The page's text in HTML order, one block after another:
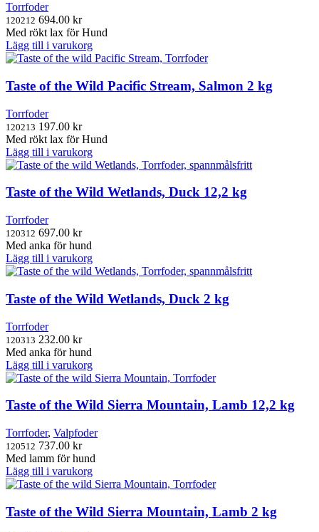
Torrfoder
120212 694.00 kr
Med rökt lax för Hund
Lägg till i varukorg
Taste of the Wild Pacific Stream, Salmon 2 kg
Torrfoder
120213 197.00 kr
Med rökt lax för Hund
Lägg till i varukorg
Taste of the Wild Wetlands, Duck 12,2 kg
Torrfoder
120312 697.00 kr
Med anka för hund
Lägg till i varukorg
Taste of the Wild Wetlands, Duck 2 kg
Torrfoder
120313 232.00 kr
Med anka för hund
Lägg till i varukorg
Taste of the Wild Sierra Mountain, Lamb 12,2 kg
Torrfoder, Valpfoder
120512 737.00 kr
Med lamm för hund
Lägg till i varukorg
Taste of the Wild Sierra Mountain, Lamb 2 kg